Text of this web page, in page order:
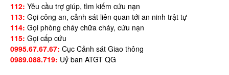
112: Yêu cầu trợ giúp, tìm kiếm cứu nạn
113: Gọi công an, cảnh sát liên quan tới an ninh trật tự
114: Gọi phòng cháy chữa cháy, cứu nạn
115: Gọi cấp cứu
0995.67.67.67: Cục Cảnh sát Giao thông
0989.088.719: Uỷ ban ATGT QG